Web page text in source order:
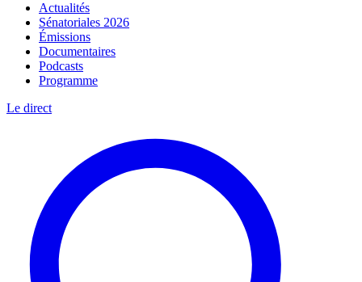
Actualités
Sénatoriales 2026
Émissions
Documentaires
Podcasts
Programme
Le direct